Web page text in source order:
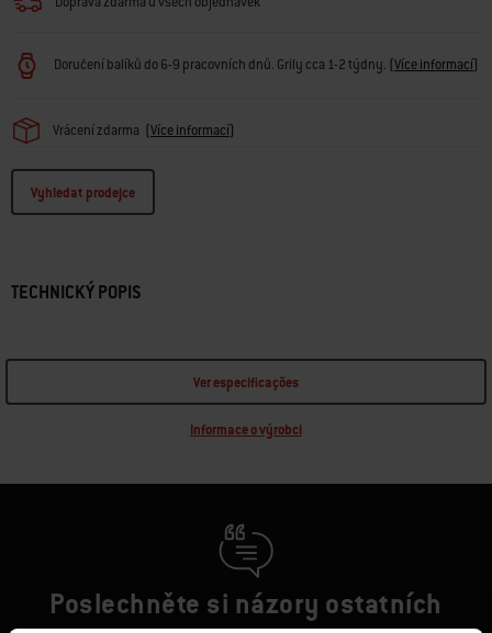
Doručení balíků do 6-9 pracovních dnů. Grily cca 1-2 týdny. (Více informací)
Vrácení zdarma (Více informací)
Vyhledat prodejce
TECHNICKÝ POPIS
Ver especificações
Informace o výrobci
Poslechněte si názory ostatních